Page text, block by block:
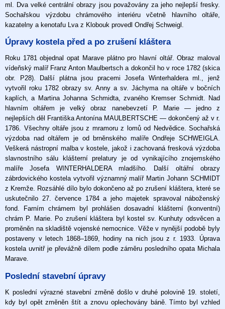
ml. Dva velké centrální obrazy jsou považovány za jeho nejlepší fresky.
Sochařskou výzdobu chrámového interiéru včetně hlavního oltáře,
kazatelny a kenotafu Lva z Klobouk provedl Ondřej Schweigl.
Úpravy kostela před a po zrušení kláštera
Roku 1781 objednal opat Marave plátno pro hlavní oltář. Obraz maloval
vídeňský malíř Franz Anton Maulbertsch a dokončil ho v roce 1782 (skica
obr. P28). Další plátna jsou pracemi Josefa Winterhaldera ml., jenž
vytvořil roku 1782 obrazy sv. Anny a sv. Jáchyma na oltáře v bočních
kaplích, a Martina Johanna Schmidta, zvaného Kremser Schmidt. Nad
hlavním oltářem je velký obraz nanebevzetí P. Marie — jedno z
nejlepších děl Františka Antonína MAULBERTSCHE — dokončený až v r.
1786. Všechny oltáře jsou z mramoru z lomů od Nedvědice. Sochařská
výzdoba nad oltářem je od brněnského malíře Ondřeje SCHWEIGLA.
Veškerá nástropní malba v kostele, jakož i zachovaná fresková výzdoba
slavnostního sálu klášterní prelatury je od vynikajícího znojemského
malíře Josefa WINTERHALDERA mladšího. Další oltářní obrazy
zábrdovického kostela vytvořil významný malíř Martin Johann SCHMIDT
z Kremže. Rozsáhlé dílo bylo dokončeno až po zrušení kláštera, které se
uskutečnilo 27. července 1784 a jeho majetek spravoval náboženský
fond. Farním chrámem byl prohlášen dosavadní klášterní (konventní)
chrám P. Marie. Po zrušení kláštera byl kostel sv. Kunhuty odsvěcen a
proměněn na skladiště vojenské nemocnice. Věže v nynější podobě byly
postaveny v letech 1868–1869, hodiny na nich jsou z r. 1933. Úprava
kostela uvnitř je převážně dílem podle záměru posledního opata Michala
Marave.
Poslední stavební úpravy
K poslední výrazné stavební změně došlo v druhé polovině 19. století,
kdy byl opět změněn štít a znovu oplechovány báně. Tímto byl vzhled